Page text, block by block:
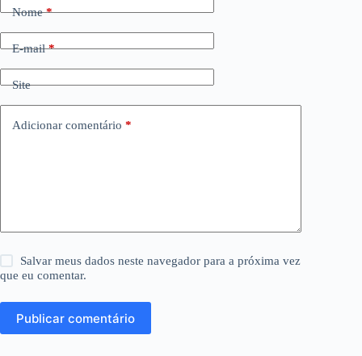
Nome*
E-mail*
Site
Adicionar comentário *
Salvar meus dados neste navegador para a próxima vez
que eu comentar.
Publicar comentário